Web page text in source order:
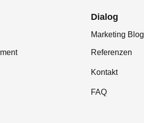
Dialog
Marketing Blog
Referenzen
Kontakt
FAQ